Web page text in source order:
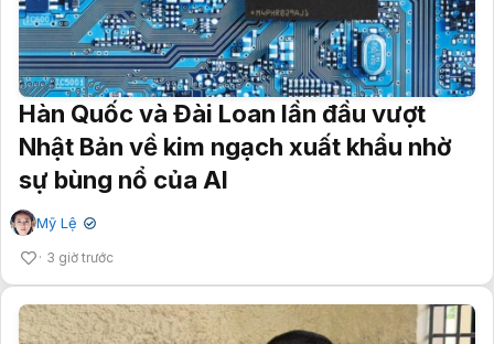
Hàn Quốc và Đài Loan lần đầu vượt
Nhật Bản về kim ngạch xuất khẩu nhờ
sự bùng nổ của AI
Mỹ Lệ ✔
3 giờ trước